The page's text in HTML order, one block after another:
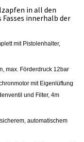
in all den
innerhalb der
mit Pistolenhalter,
max. Förderdruck 12bar
mit Eigenlüftung
und Filter, 4m
automatischem